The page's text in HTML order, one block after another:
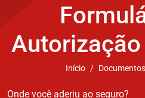
Início Documentos
Onde você aderiu ao seguro?